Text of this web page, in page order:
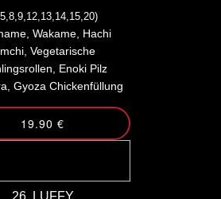
Wakame, Hachi
Vegetarische
Enoki Pilz
Gyoza Chickenfüllung
19.90 €
26. LUFFY